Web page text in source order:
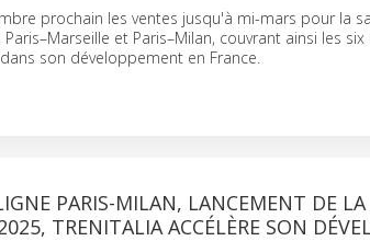
prochain les ventes jusqu'à mi-mars pour la
et Paris–Milan, couvrant ainsi les
son développement en France.
PARIS-MILAN, LANCEMENT DE
TRENITALIA ACCÉLÈRE SON